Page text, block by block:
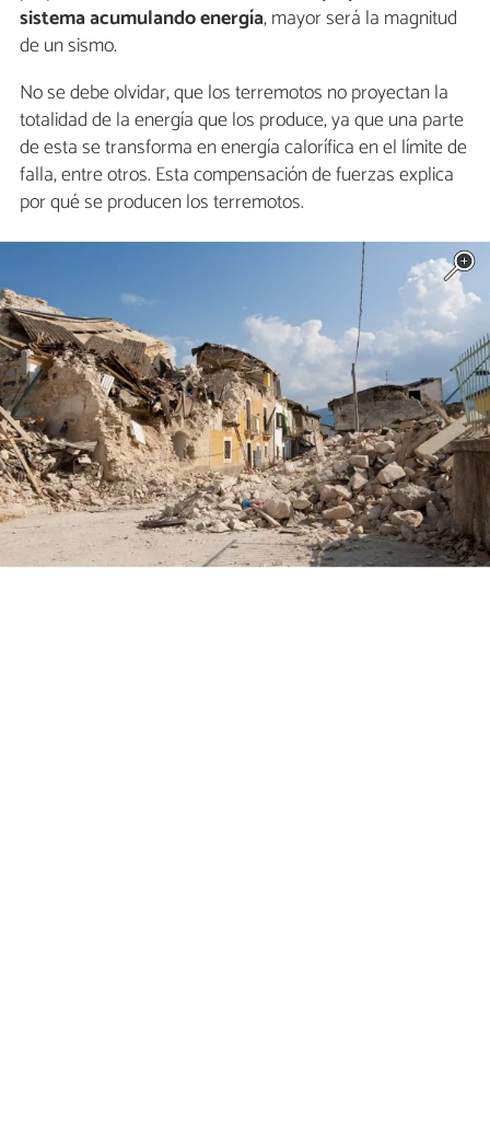
sistema acumulando energía, mayor será la magnitud
de un sismo.
No se debe olvidar, que los terremotos no proyectan la
totalidad de la energía que los produce, ya que una parte
de esta se transforma en energía calorífica en el límite de
falla, entre otros. Esta compensación de fuerzas explica
por qué se producen los terremotos.